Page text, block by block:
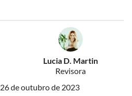
Lucia D. Martin
Revisora
26 de outubro de 2023